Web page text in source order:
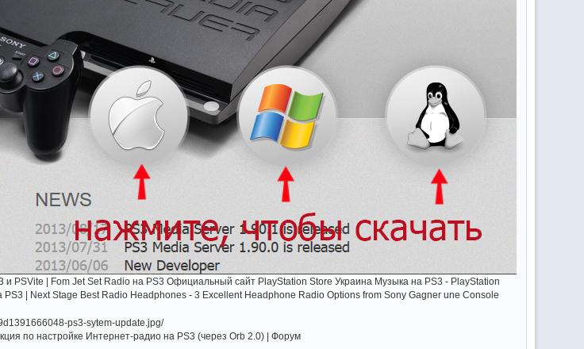
PSVite | Fom Jet Set Radio на PS3 Официальный сайт PlayStation Store Украина Музыка на PS3 - PlayStation
| Next Stage Best Radio Headphones - 3 Excellent Headphone Radio Options from Sony Gagner une Console
по настройке Интернет-радио на PS3 (через Orb 2.0) | Форум